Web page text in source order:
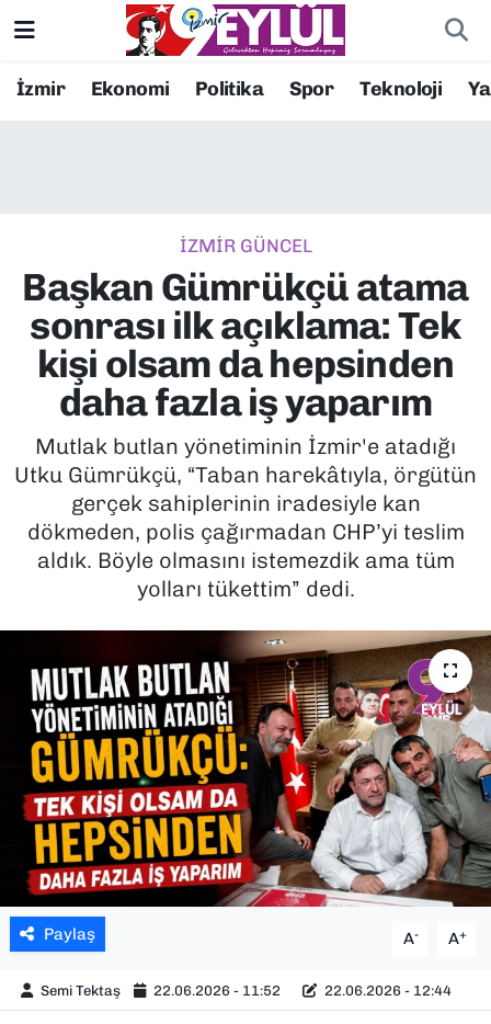
İzmir Ekonomi Politika Spor Teknoloji
İZMİR GÜNCEL
Başkan Gümrükçü atama
sonrası ilk açıklama: Tek
kişi olsam da hepsinden
daha fazla iş yaparım
Mutlak butlan yönetiminin İzmir'e atadığı
Utku Gümrükçü, “Taban harekâtıyla, örgütün
gerçek sahiplerinin iradesiyle kan
dökmeden, polis çağırmadan CHP’yi teslim
aldık. Böyle olmasını istemezdik ama tüm
yolları tükettim” dedi.
Paylaş A- A+
Semi Tektaş 22.06.2026 - 11:52 22.06.2026 - 12:44
Resmi İlanlar
EKONOMİ
KÜLTÜR SANAT
MAGAZİN
POLİTİKA
SAĞLIK
YAŞAM
YEREL YÖNETİMLER
Konak Nöbetçi Eczaneler
Süper Lig Puan Durumu ve Fikstür
Tüm Manşetler
Son Dakika Haberleri
Haber Arşivi